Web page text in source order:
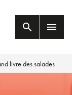
search menu
livre des salades